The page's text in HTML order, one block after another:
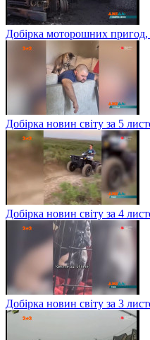
Добірка моторошних пригод,
Добірка новин світу за 5
Добірка новин світу за 4
Добірка новин світу за 3